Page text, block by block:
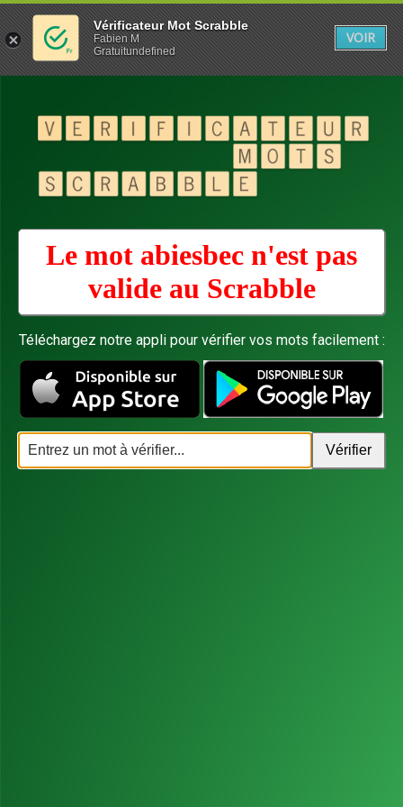
Le mot abiesbec n'est pas
valide au Scrabble
Téléchargez notre appli pour vérifier vos mots facilement :
Vérificateur Mot Scrabble
Fabien M
Gratuitundefined
VOIR